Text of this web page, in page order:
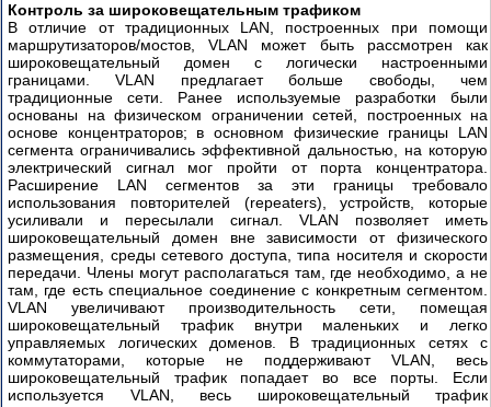
Контроль за широковещательным трафиком
В отличие от традиционных LAN, построенных при помощи
маршрутизаторов/мостов, VLAN может быть рассмотрен как
широковещательный домен с логически настроенными
границами. VLAN предлагает больше свободы, чем
традиционные сети. Ранее используемые разработки были
основаны на физическом ограничении сетей, построенных на
основе концентраторов; в основном физические границы LAN
сегмента ограничивались эффективной дальностью, на которую
электрический сигнал мог пройти от порта концентратора.
Расширение LAN сегментов за эти границы требовало
использования повторителей (repeaters), устройств, которые
усиливали и пересылали сигнал. VLAN позволяет иметь
широковещательный домен вне зависимости от физического
размещения, среды сетевого доступа, типа носителя и скорости
передачи. Члены могут располагаться там, где необходимо, а не
там, где есть специальное соединение с конкретным сегментом.
VLAN увеличивают производительность сети, помещая
широковещательный трафик внутри маленьких и легко
управляемых логических доменов. В традиционных сетях с
коммутаторами, которые не поддерживают VLAN, весь
широковещательный трафик попадает во все порты. Если
используется VLAN, весь широковещательный трафик